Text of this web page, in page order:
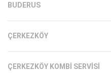
BUDERUS
ÇERKEZKÖY
ÇERKEZKÖY KOMBI SERVISI